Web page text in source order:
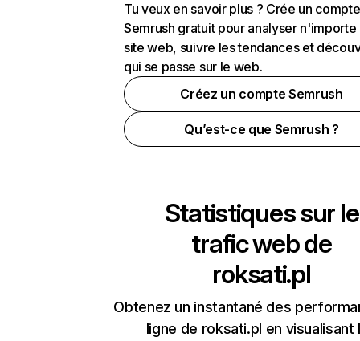
Tu veux en savoir plus ? Crée un compte
Semrush gratuit pour analyser n'importe
site web, suivre les tendances et
qui se passe sur le web.
Créez un compte Semrush
Qu’est-ce que Semrush ?
Statistiques sur le
trafic web de
roksati.pl
Obtenez un instantané des
ligne de roksati.pl en visualisant